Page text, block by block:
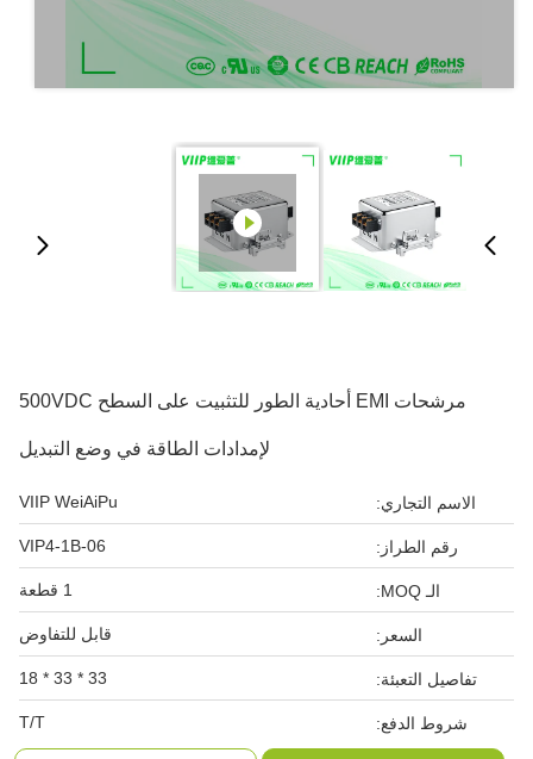
مرشحات EMI أحادية الطور للتثبيت على السطح 500VDC
لإمدادات الطاقة في وضع التبديل
الاسم التجاري: VIIP WeiAiPu
رقم الطراز: VIP4-1B-06
الـ MOQ: 1 قطعة
السعر: قابل للتفاوض
تفاصيل التعبئة: 33 * 33 * 18
شروط الدفع: T/T